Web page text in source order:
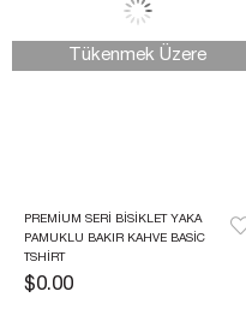
PREMIUM SERI BISIKLET YAKA
PAMUKLU BAKIR KAHVE BASIC
TSHIRT
$0.00
Tükenmek Üzere